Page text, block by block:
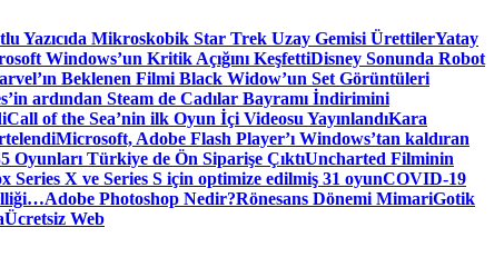
Yazıcıda Mikroskobik Star Trek Uzay Gemisi ÜrettilerYatay
Windows’un Kritik Açığını KeşfettiDisney Sonunda Robot
Beklenen Filmi Black Widow’un Set Görüntüleri
ardından Steam de Cadılar Bayramı İndirimini
Call of the Sea’nin ilk Oyun İçi Videosu YayınlandıKara
Microsoft, Adobe Flash Player’ı Windows’tan kaldıran
Oyunları Türkiye de Ön Siparişe ÇıktıUncharted Filminin
Series X ve Series S için optimize edilmiş 31 oyunCOVID-19
Adobe Photoshop Nedir?Rönesans Dönemi MimariGotik
Ücretsiz Web